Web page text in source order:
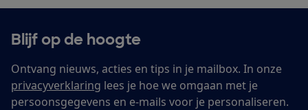
Blijf op de hoogte
Ontvang nieuws, acties en tips in je mailbox. In onze
privacyverklaring lees je hoe we omgaan met je
persoonsgegevens en e-mails voor je personaliseren.